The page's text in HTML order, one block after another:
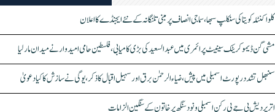
کلواکنٹلہ کویتا کی سنکلپ سبھا، سماجی انصاف پر مبنی تلنگانہ کے نئے ایجنڈے کا اعلان
مشی گن ڈیموکریٹک سینیٹ پرائمری میں عبدالسعید کی بڑی کامیابی، فلسطین حامی امیدوار نے میدان مار لیا
سنبھل تشدد رپورٹ اسمبلی میں پیش، ضیاء الرحمٰن برق اور سہیل اقبال کا ذکر، یوگی نے سازش کا کیا دعویٰ
اتر پردیش بی جے پی رکن اسمبلی ونود سنگھ پر خاتون کے سنگین الزامات